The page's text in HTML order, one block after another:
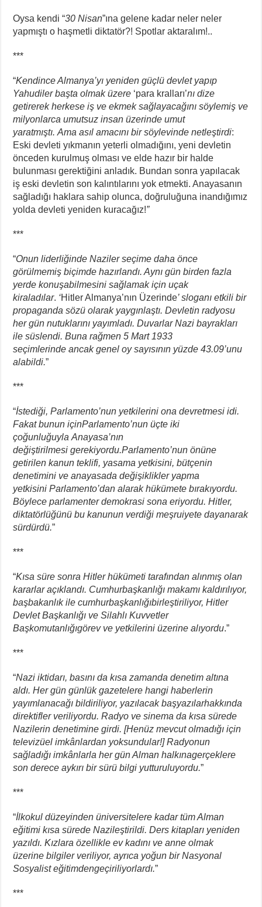
Oysa kendi “30 Nisan”ına gelene kadar neler neler
yapmıştı o haşmetli diktatör?! Spotlar aktaralım!..
***
“Kendince Almanya’yı yeniden güçlü devlet yapıp
Yahudiler başta olmak üzere ‘para kralları’nı dize
getirerek herkese iş ve ekmek sağlayacağını söylemiş ve
milyonlarca umutsuz insan üzerinde umut
yaratmıştı. Ama asıl amacını bir söylevinde netleştirdi:
Eski devleti yıkmanın yeterli olmadığını, yeni devletin
önceden kurulmuş olması ve elde hazır bir halde
bulunması gerektiğini anladık. Bundan sonra yapılacak
iş eski devletin son kalıntılarını yok etmekti. Anayasanın
sağladığı haklara sahip olunca, doğruluğuna inandığımız
yolda devleti yeniden kuracağız!”
***
“Onun liderliğinde Naziler seçime daha önce
görülmemiş biçimde hazırlandı. Aynı gün birden fazla
yerde konuşabilmesini sağlamak için uçak
kiraladılar. ‘Hitler Almanya’nın Üzerinde’ sloganı etkili bir
propaganda sözü olarak yaygınlaştı. Devletin radyosu
her gün nutuklarını yayımladı. Duvarlar Nazi bayrakları
ile süslendi. Buna rağmen 5 Mart 1933
seçimlerinde ancak genel oy sayısının yüzde 43.09’unu
alabildi.”
***
“İstediği, Parlamento’nun yetkilerini ona devretmesi idi.
Fakat bunun içinParlamento’nun üçte iki
çoğunluğuyla Anayasa’nın
değiştirilmesi gerekiyordu.Parlamento’nun önüne
getirilen kanun teklifi, yasama yetkisini, bütçenin
denetimini ve anayasada değişiklikler yapma
yetkisini Parlamento’dan alarak hükümete bırakıyordu.
Böylece parlamenter demokrasi sona eriyordu. Hitler,
diktatörlüğünü bu kanunun verdiği meşruiyete dayanarak
sürdürdü.”
***
“Kısa süre sonra Hitler hükümeti tarafından alınmış olan
kararlar açıklandı. Cumhurbaşkanlığı makamı kaldırılıyor,
başbakanlık ile cumhurbaşkanlığıbirleştiriliyor, Hitler
Devlet Başkanlığı ve Silahlı Kuvvetler
Başkomutanlığıgörev ve yetkilerini üzerine alıyordu.”
***
“Nazi iktidarı, basını da kısa zamanda denetim altına
aldı. Her gün günlük gazetelere hangi haberlerin
yayımlanacağı bildiriliyor, yazılacak başyazılarhakkında
direktifler veriliyordu. Radyo ve sinema da kısa sürede
Nazilerin denetimine girdi. [Henüz mevcut olmadığı için
televizüel imkânlardan yoksundular!] Radyonun
sağladığı imkânlarla her gün Alman halkınagerçeklere
son derece aykırı bir sürü bilgi yutturuluyordu.”
***
“İlkokul düzeyinden üniversitelere kadar tüm Alman
eğitimi kısa sürede Nazileştirildi. Ders kitapları yeniden
yazıldı. Kızlara özellikle ev kadını ve anne olmak
üzerine bilgiler veriliyor, ayrıca yoğun bir Nasyonal
Sosyalist eğitimdengeçiriliyorlardı.”
***